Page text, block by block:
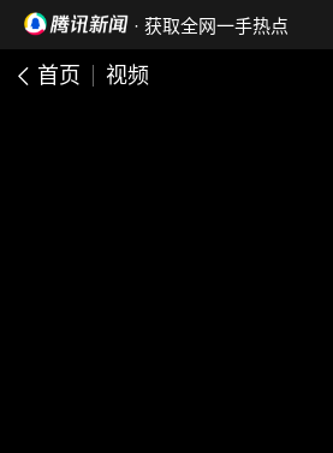
· 获取全网一手热点
首页 视频